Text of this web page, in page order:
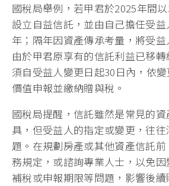
國稅局舉例，若甲君於2025年間
設立自益信託，並由自己擔任受
年；隔年因資產傳承考量，將受益
由於甲君原享有的信託利益已移
須自受益人變更日起30日內，依
價值申報並繳納贈與稅。
國稅局提醒，信託雖然是常見的
具，但受益人的指定或變更，往
題。在規劃房產或其他資產信託
務規定，或諮詢專業人士，以免
補稅或申報期限等問題，影響後續